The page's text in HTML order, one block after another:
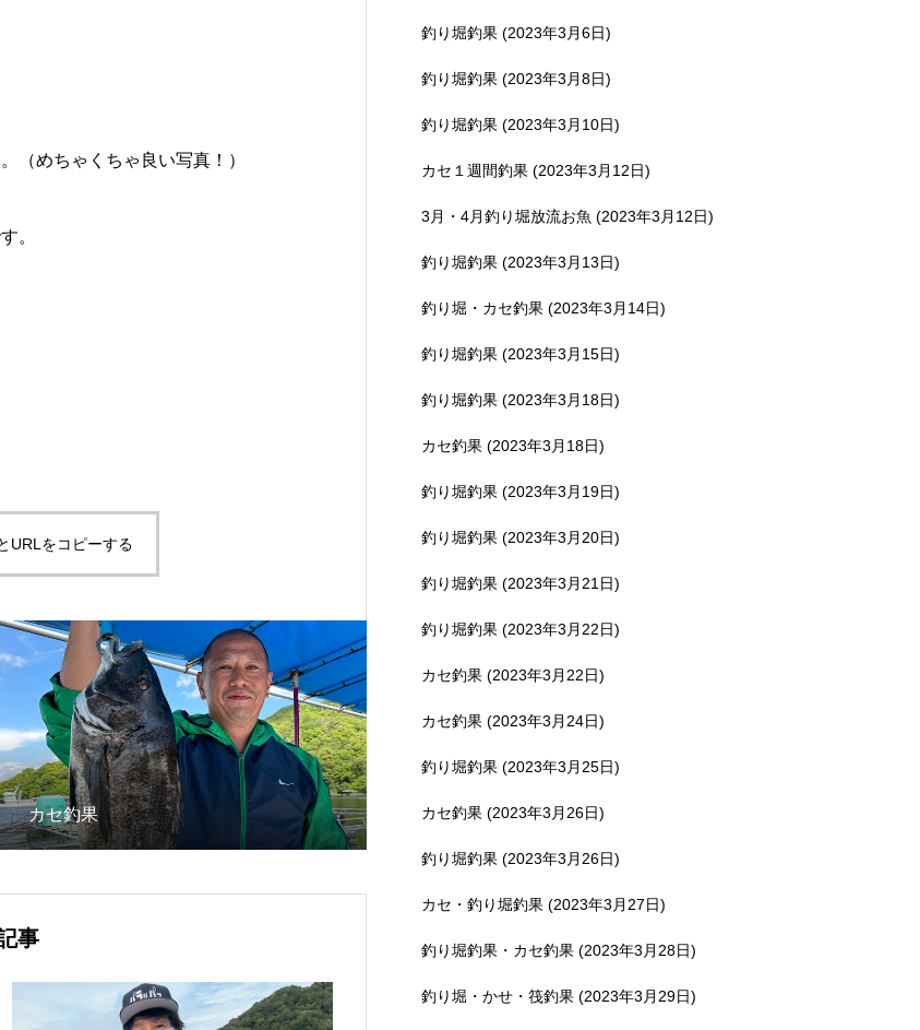
（めちゃくちゃ良い写真！）
。
URLをコピーする
カセ釣果
事
釣り堀釣果 (2023年3月6日)
釣り堀釣果 (2023年3月8日)
釣り堀釣果 (2023年3月10日)
カセ１週間釣果 (2023年3月12日)
3月・4月釣り堀放流お魚 (2023年3月12日)
釣り堀釣果 (2023年3月13日)
釣り堀・カセ釣果 (2023年3月14日)
釣り堀釣果 (2023年3月15日)
釣り堀釣果 (2023年3月18日)
カセ釣果 (2023年3月18日)
釣り堀釣果 (2023年3月19日)
釣り堀釣果 (2023年3月20日)
釣り堀釣果 (2023年3月21日)
釣り堀釣果 (2023年3月22日)
カセ釣果 (2023年3月22日)
カセ釣果 (2023年3月24日)
釣り堀釣果 (2023年3月25日)
カセ釣果 (2023年3月26日)
釣り堀釣果 (2023年3月26日)
カセ・釣り堀釣果 (2023年3月27日)
釣り堀釣果・カセ釣果 (2023年3月28日)
釣り堀・かせ・筏釣果 (2023年3月29日)